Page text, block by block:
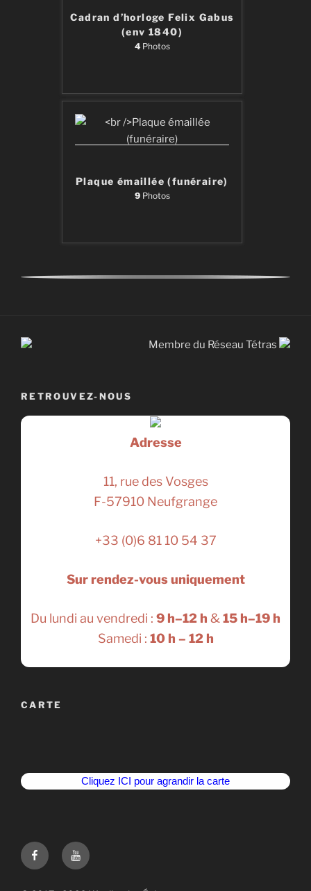
Cadran d’horloge Felix Gabus
(env 1840)
4Photos
Plaque émaillée (funéraire)
9Photos
Membre du Réseau Tétras
RETROUVEZ-NOUS
Adresse
11, rue des Vosges
F-57910 Neufgrange
+33 (0)6 81 10 54 37
Sur rendez-vous uniquement
Du lundi au vendredi : 9 h–12 h &15 h–19 h
Samedi : 10 h – 12 h
CARTE
Cliquez ICI pour agrandir la carte
Suivez-
nous
Youtube